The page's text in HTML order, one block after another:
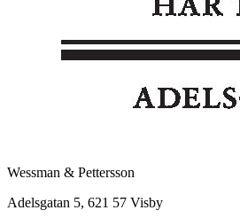
Wessman & Pettersson
Adelsgatan 5, 621 57 Visby